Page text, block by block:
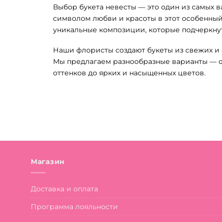
Выбор букета невесты — это один из самых
символом любви и красоты в этот
уникальные композиции, которые
Наши флористы создают букеты из свежих и
Мы предлагаем разнообразные варианты —
оттенков до ярких и насыщенных цветов.
Магазин
Доставка и оплата
Программа лояльности